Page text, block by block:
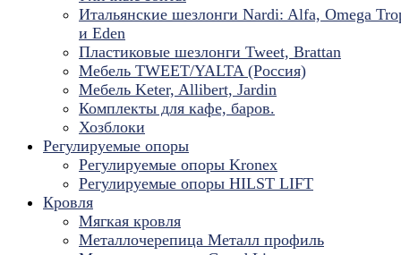
Итальянские шезлонги Nardi: Alfa, Omega
и Eden
Пластиковые шезлонги Tweet, Brattan
Мебель TWEET/YALTA (Россия)
Мебель Keter, Allibert, Jardin
Комплекты для кафе, баров.
Хозблоки
Регулируемые опоры
Регулируемые опоры Kronex
Регулируемые опоры HILST LIFT
Кровля
Мягкая кровля
Металлочерепица Металл профиль